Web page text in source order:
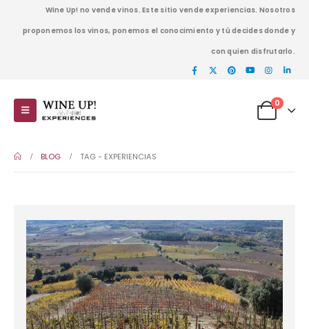
Wine Up! no vende vinos. Este sitio vende experiencias. Nosotros
proponemos los vinos, ponemos el conocimiento y tú decides donde y
con quien disfrutarlo.
0
BLOG TAG - EXPERIENCIAS